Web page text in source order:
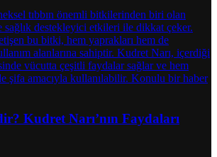
Kudret Narı’nın Faydaları